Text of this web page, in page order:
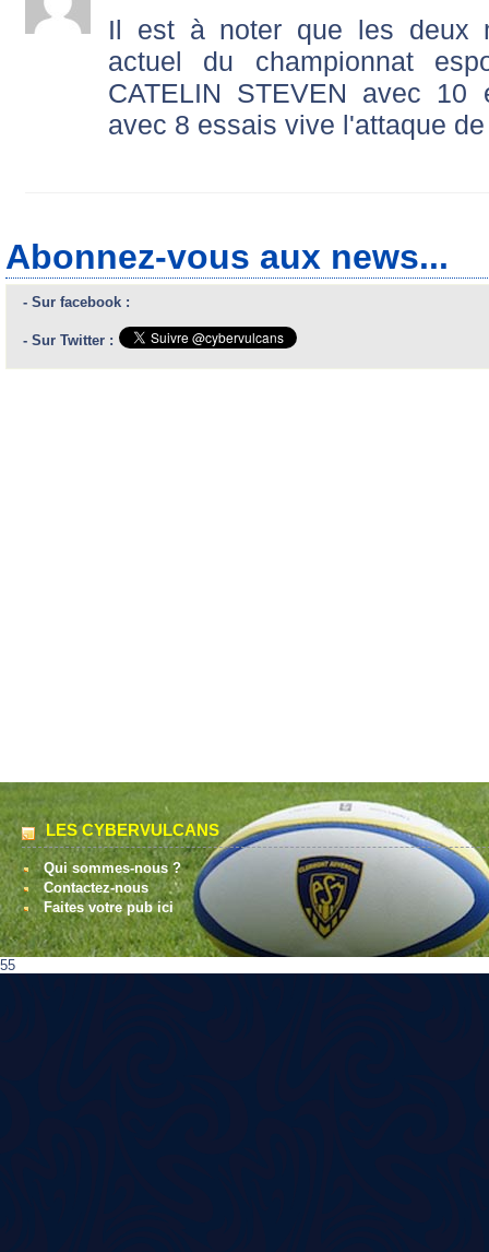
Il est à noter que les deux
actuel du championnat
CATELIN STEVEN avec 10
avec 8 essais vive l'attaque
Abonnez-vous aux news...
- Sur facebook :
- Sur Twitter :
LES CYBERVULCANS
Qui sommes-nous ?
Contactez-nous
Faites votre pub ici
55